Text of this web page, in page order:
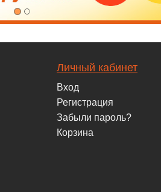
Личный кабинет
Вход
Регистрация
Забыли пароль?
Корзина